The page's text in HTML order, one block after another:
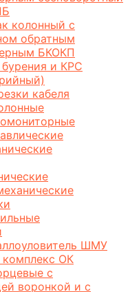
колонный с
обратным
БКОКП
и КРС
кабеля
ШМУ
ОК
с
воронкой и с